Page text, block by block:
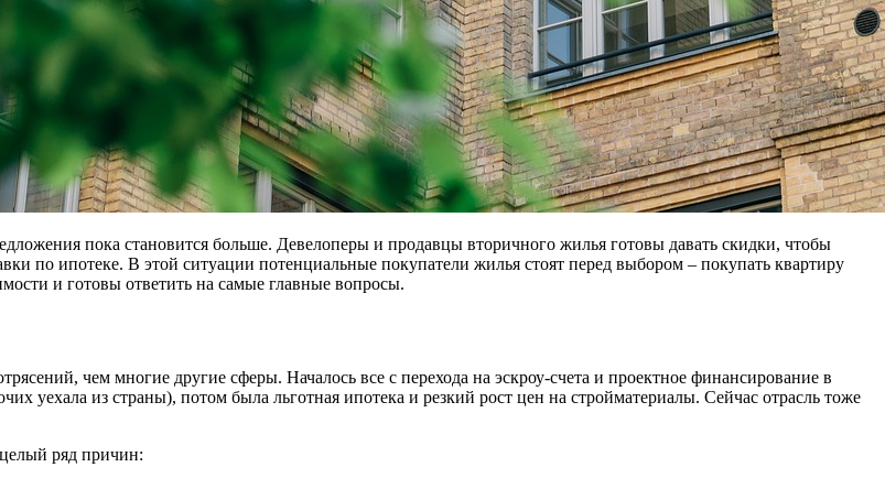
пока становится больше. Девелоперы и продавцы вторичного жилья готовы давать скидки, чтобы
по ипотеке. В этой ситуации потенциальные покупатели жилья стоят перед выбором – покупать квартиру
и готовы ответить на самые главные вопросы.
чем многие другие сферы. Началось все с перехода на эскроу-счета и проектное финансирование в
уехала из страны), потом была льготная ипотека и резкий рост цен на стройматериалы. Сейчас отрасль тоже
ряд причин: